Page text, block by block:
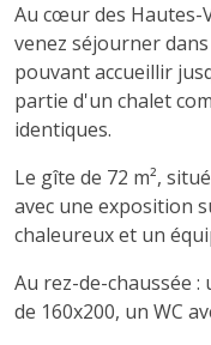
Au cœur des Hautes-
venez séjourner
pouvant accueillir
partie d'un chalet
identiques.
Le gîte de 72 m²,
avec une exposition
chaleureux et un
Au rez-de-chaussée
de 160x200, un WC